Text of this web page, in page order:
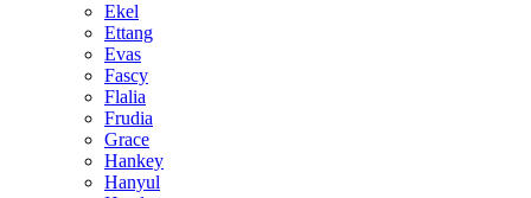
Ekel
Ettang
Evas
Fascy
Flalia
Frudia
Grace
Hankey
Hanyul